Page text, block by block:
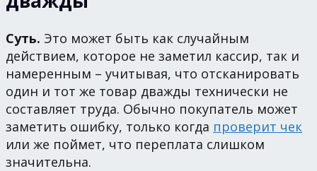
Суть. Это может быть как случайным
действием, которое не заметил кассир, так и
намеренным – учитывая, что отсканировать
один и тот же товар дважды технически не
составляет труда. Обычно покупатель может
заметить ошибку, только когда проверит чек
или же поймет, что переплата слишком
значительна.